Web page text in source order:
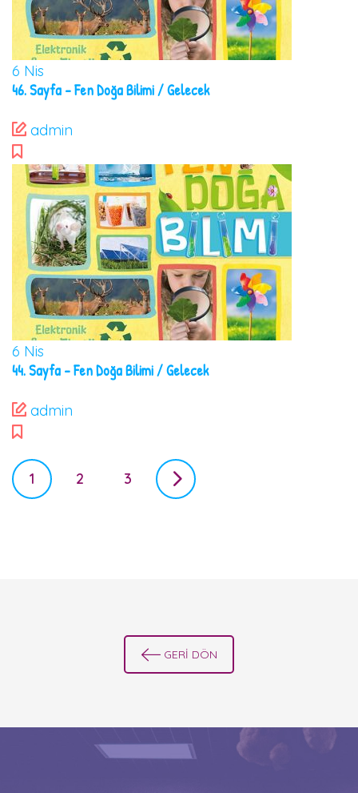
6 Nis
46. Sayfa – Fen Doğa Bilimi / Gelecek
admin
6 Nis
44. Sayfa – Fen Doğa Bilimi / Gelecek
admin
P
o
a
1 2 3
GERİ DÖN